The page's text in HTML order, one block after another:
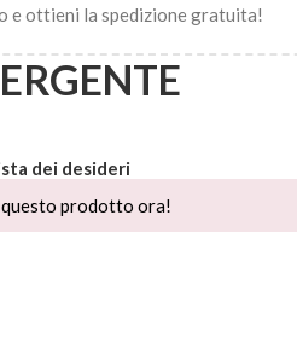
e ottieni la spedizione gratuita!
dei desideri
questo prodotto ora!